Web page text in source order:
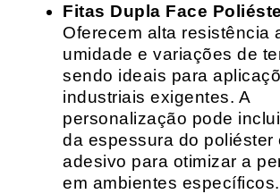
Fitas Dupla Face
Oferecem alta resistência
umidade e variações de
sendo ideais para
industriais exigentes. A
personalização pode
da espessura do poliéster
adesivo para otimizar a
em ambientes específicos.